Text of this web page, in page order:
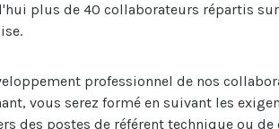
plus de 40 collaborateurs répartis
professionnel de nos
vous serez formé en suivant les
des postes de référent technique ou